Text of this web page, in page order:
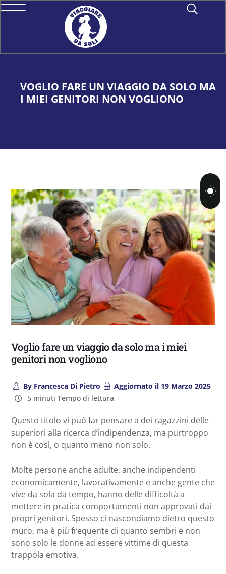
VOGLIO FARE UN VIAGGIO DA SOLO MA
I MIEI GENITORI NON VOGLIONO
Voglio fare un viaggio da solo ma i miei
genitori non vogliono
ByFrancesca Di Pietro Aggiornato il 19 Marzo 2025
5 minuti Tempo di lettura
Questo titolo vi può far pensare a dei ragazzini delle
superiori alla ricerca d’indipendenza, ma purtroppo
non è così, o quanto meno non solo.
Molte persone anche adulte, anche indipendenti
economicamente, lavorativamente e anche gente che
vive da sola da tempo, hanno delle difficoltà a
mettere in pratica comportamenti non approvati dai
propri genitori. Spesso ci nascondiamo dietro questo
muro, ma è più frequente di quanto sembri e non
sono solo le donne ad essere vittime di questa
trappola emotiva.